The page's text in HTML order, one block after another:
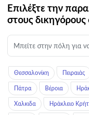
Επιλέξτε την
στους
Θεσσαλονίκη Πειραιάς
Πάτρα Βέροια
Χαλκιδα Ηράκλειο